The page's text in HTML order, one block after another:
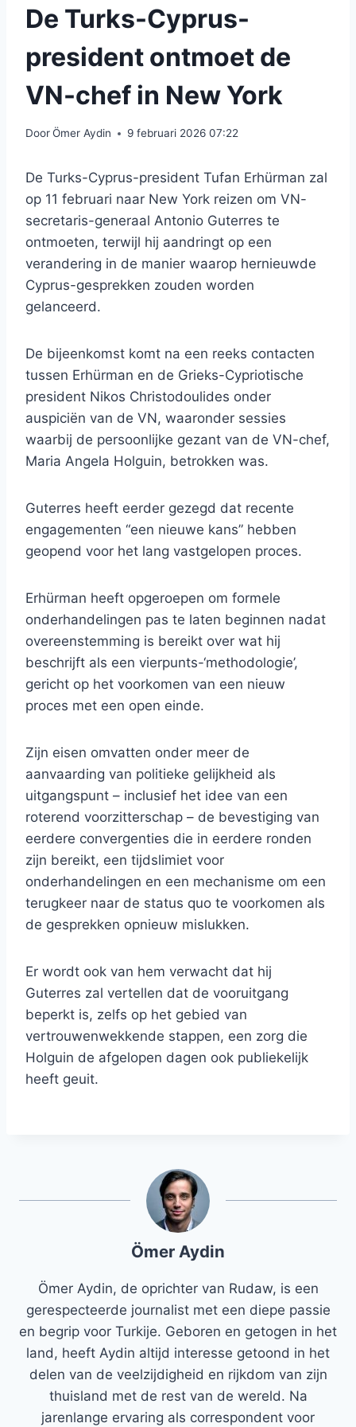
De Turks-Cyprus-
president ontmoet de
VN-chef in New York
DoorÖmer Aydin 9 februari 2026 07:22
De Turks-Cyprus-president Tufan Erhürman zal
op 11 februari naar New York reizen om VN-
secretaris-generaal Antonio Guterres te
ontmoeten, terwijl hij aandringt op een
verandering in de manier waarop hernieuwde
Cyprus-gesprekken zouden worden
gelanceerd.
De bijeenkomst komt na een reeks contacten
tussen Erhürman en de Grieks-Cypriotische
president Nikos Christodoulides onder
auspiciën van de VN, waaronder sessies
waarbij de persoonlijke gezant van de VN-chef,
Maria Angela Holguin, betrokken was.
Guterres heeft eerder gezegd dat recente
engagementen “een nieuwe kans” hebben
geopend voor het lang vastgelopen proces.
Erhürman heeft opgeroepen om formele
onderhandelingen pas te laten beginnen nadat
overeenstemming is bereikt over wat hij
beschrijft als een vierpunts-‘methodologie’,
gericht op het voorkomen van een nieuw
proces met een open einde.
Zijn eisen omvatten onder meer de
aanvaarding van politieke gelijkheid als
uitgangspunt – inclusief het idee van een
roterend voorzitterschap – de bevestiging van
eerdere convergenties die in eerdere ronden
zijn bereikt, een tijdslimiet voor
onderhandelingen en een mechanisme om een ​​
terugkeer naar de status quo te voorkomen als
de gesprekken opnieuw mislukken.
Er wordt ook van hem verwacht dat hij
Guterres zal vertellen dat de vooruitgang
beperkt is, zelfs op het gebied van
vertrouwenwekkende stappen, een zorg die
Holguin de afgelopen dagen ook publiekelijk
heeft geuit.
Ömer Aydin
Ömer Aydin, de oprichter van Rudaw, is een
gerespecteerde journalist met een diepe passie
en begrip voor Turkije. Geboren en getogen in het
land, heeft Aydin altijd interesse getoond in het
delen van de veelzijdigheid en rijkdom van zijn
thuisland met de rest van de wereld. Na
jarenlange ervaring als correspondent voor